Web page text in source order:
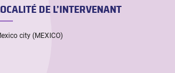
DE L’INTERVENANT
city (MEXICO)